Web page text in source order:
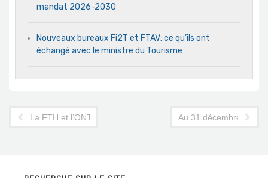
mandat 2026-2030
Nouveaux bureaux Fi2T et FTAV: ce qu’ils ont
échangé avec le ministre du Tourisme
La FTH et l’ONTT veulent faire de 2015 l’année de la
Au 31 décembre